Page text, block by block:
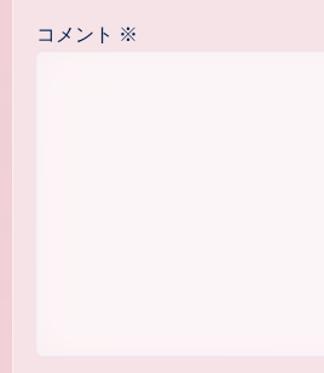
コメント ※